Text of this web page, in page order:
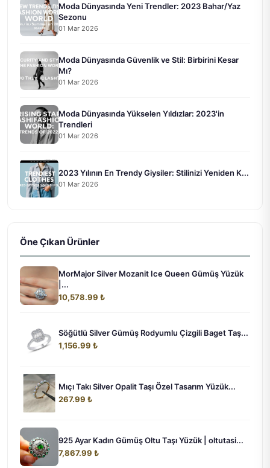
Moda Dünyasında Yeni Trendler: 2023 Bahar/Yaz
Sezonu
01 Mar 2026
Moda Dünyasında Güvenlik ve Stil: Birbirini Kesar
Mı?
01 Mar 2026
Moda Dünyasında Yükselen Yıldızlar: 2023'in
Trendleri
01 Mar 2026
2023 Yılının En Trendy Giysiler: Stilinizi Yeniden K...
01 Mar 2026
Öne Çıkan Ürünler
MorMajor Silver Mozanit Ice Queen Gümüş Yüzük
|...
10,578.99 ₺
Söğütlü Silver Gümüş Rodyumlu Çizgili Baget Taş...
1,156.99 ₺
Mıçı Takı Silver Opalit Taşı Özel Tasarım Yüzük...
267.99 ₺
925 Ayar Kadın Gümüş Oltu Taşı Yüzük | oltutasi...
7,867.99 ₺